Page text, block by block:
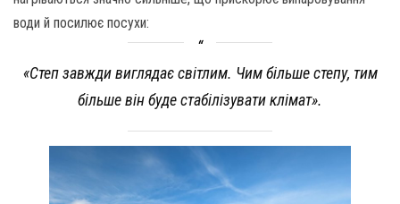
води й посилює посухи:
«Степ завжди виглядає світлим. Чим більше степу, тим
більше він буде стабілізувати клімат».